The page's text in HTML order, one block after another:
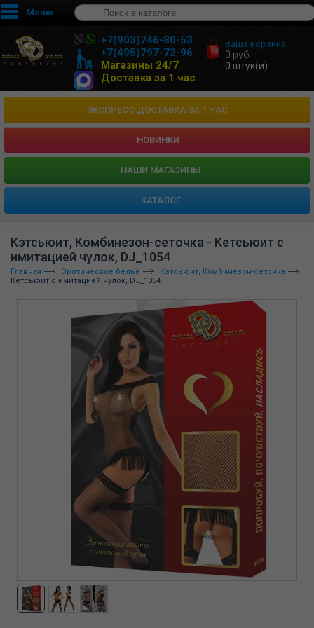
Меню
+7(903)746-80-53
+7(495)797-72-96
Магазины 24/7
Доставка за 1 час
Ваша корзина
0 руб.
0 штук(и)
ЭКСПРЕСС ДОСТАВКА ЗА 1 ЧАС
НОВИНКИ
HАШИ МАГАЗИНЫ
КАТАЛОГ
Кэтсьюит, Комбинезон-сеточка - Кетсьюит с
имитацией чулок, DJ_1054
Главная Эротическое бельё
Кэтсьюит, Комбинезон-сеточка
Кетсьюит с имитацией чулок, DJ_1054